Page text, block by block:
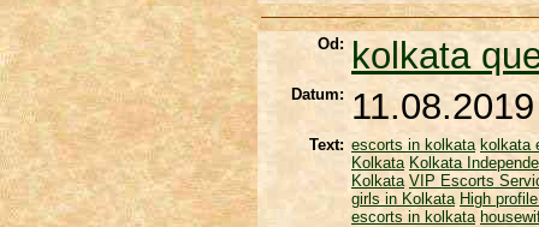
Od: kolkata
Datum: 11.08.2019
Text: escorts in kolkata kolkata
Kolkata Kolkata
Kolkata VIP Escorts
girls in Kolkata High
escorts in kolkata